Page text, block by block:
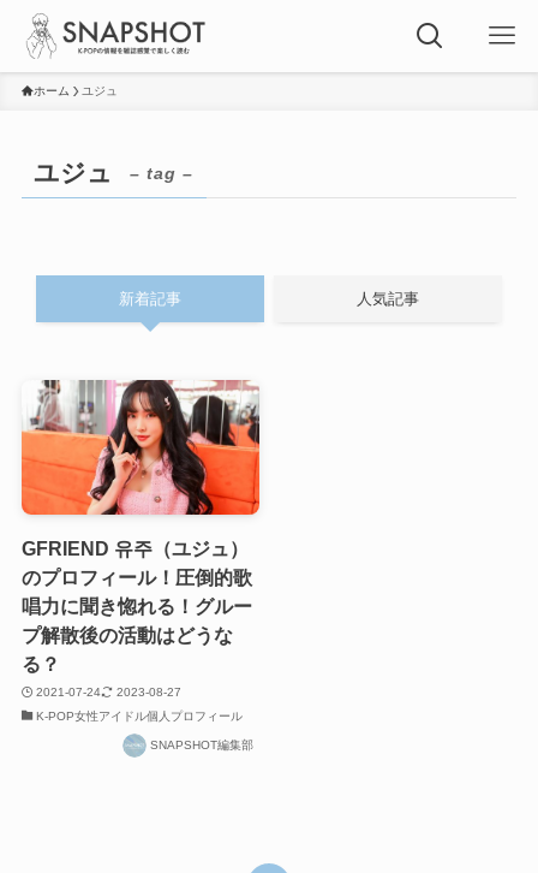
ホーム ユジュ
ユジュ – tag –
新着記事 人気記事
GFRIEND 유주（ユジュ）
のプロフィール！圧倒的歌
唱力に聞き惚れる！グルー
プ解散後の活動はどうな
る？
2021-07-24
2023-08-27
K-POP女性アイドル個人プロフィール
SNAPSHOT編集部